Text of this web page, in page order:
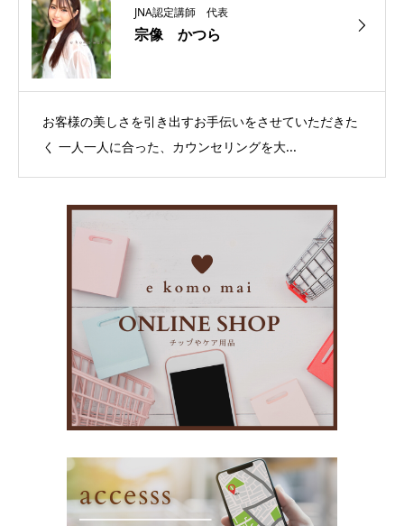
JNA認定講師 代表
宗像 かつら
お客様の美しさを引き出すお手伝いをさせていただきた
く 一人一人に合った、カウンセリングを大...